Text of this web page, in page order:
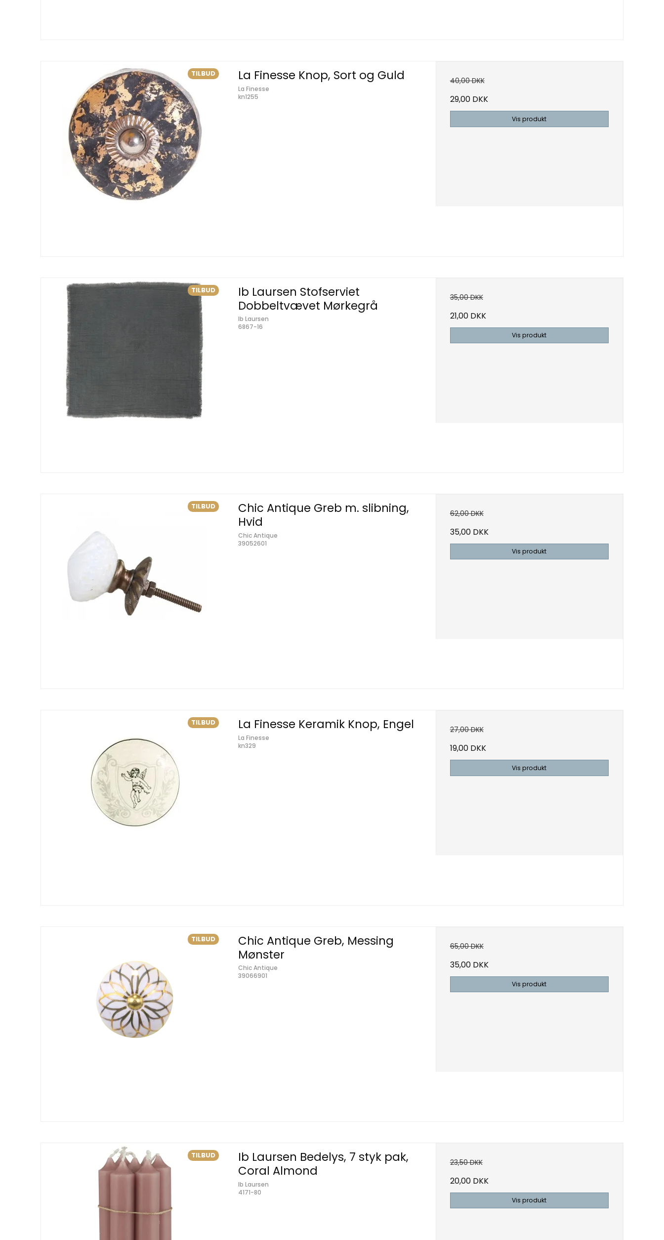
TILBUD La Finesse Knop, Sort og Guld
La Finesse
kn1255
40,00 DKK
29,00 DKK
Vis produkt
TILBUD
Ib Laursen Stofserviet
Dobbeltvævet Mørkegrå
Ib Laursen
6867-16
35,00 DKK
21,00 DKK
Vis produkt
TILBUD
Chic Antique Greb m. slibning,
Hvid
Chic Antique
39052601
62,00 DKK
35,00 DKK
Vis produkt
TILBUD La Finesse Keramik Knop, Engel
La Finesse
kn329
27,00 DKK
19,00 DKK
Vis produkt
TILBUD
Chic Antique Greb, Messing
Mønster
Chic Antique
39066901
65,00 DKK
35,00 DKK
Vis produkt
TILBUD
Ib Laursen Bedelys, 7 styk pak,
Coral Almond
Ib Laursen
4171-80
23,50 DKK
20,00 DKK
Vis produkt